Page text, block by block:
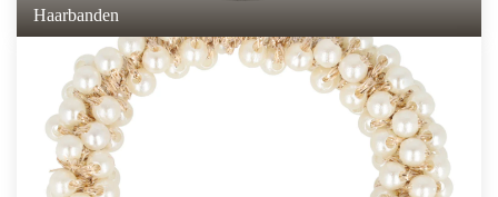
Haarbanden